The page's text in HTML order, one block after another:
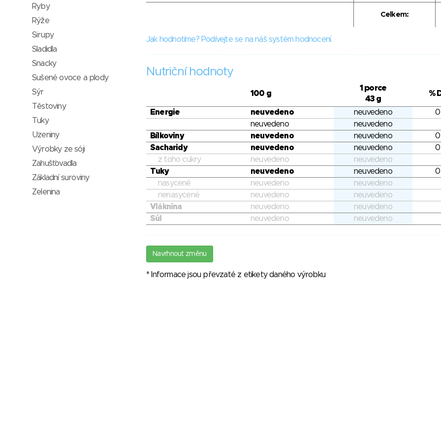
Celkem:
Jak hodnotíme? Podívejte se na náš systém hodnocení.
Nutriční hodnoty
100 g
1 porce
43 g
%
Energie neuvedeno neuvedeno
0
neuvedeno
neuvedeno
Bílkoviny
neuvedeno neuvedeno
0
Sacharidy
neuvedeno neuvedeno
0
z toho cukry
neuvedeno
neuvedeno
Tuky
neuvedeno neuvedeno
0
nasycené
neuvedeno
neuvedeno
nenasycené
neuvedeno
neuvedeno
Vláknina
neuvedeno
neuvedeno
Sůl
neuvedeno neuvedeno
Navrhnout změnu
* Informace jsou převzaté z etikety daného výrobku
Ryby
Rýže
Sirupy
Sladidla
Snacky
Sušené ovoce a plody
Sýr
Těstoviny
Tuky
Uzeniny
Výrobky ze sóji
Zahušťovadla
Základní suroviny
Zelenina